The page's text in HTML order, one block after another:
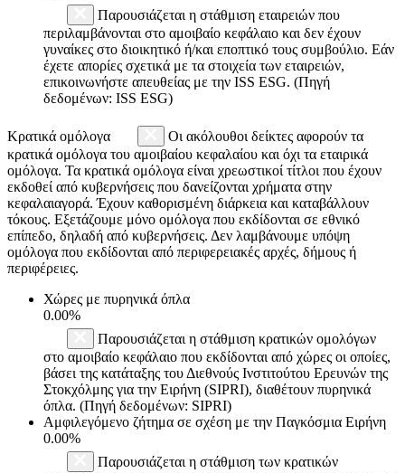
Παρουσιάζεται η στάθμιση εταιρειών που
περιλαμβάνονται στο αμοιβαίο κεφάλαιο και δεν έχουν
γυναίκες στο διοικητικό ή/και εποπτικό τους συμβούλιο. Εάν
έχετε απορίες σχετικά με τα στοιχεία των εταιρειών,
επικοινωνήστε απευθείας με την ISS ESG. (Πηγή
δεδομένων: ISS ESG)
Κρατικά ομόλογα
Οι ακόλουθοι δείκτες αφορούν τα
κρατικά ομόλογα του αμοιβαίου κεφαλαίου και όχι τα εταιρικά
ομόλογα. Τα κρατικά ομόλογα είναι χρεωστικοί τίτλοι που έχουν
εκδοθεί από κυβερνήσεις που δανείζονται χρήματα στην
κεφαλαιαγορά. Έχουν καθορισμένη διάρκεια και καταβάλλουν
τόκους. Εξετάζουμε μόνο ομόλογα που εκδίδονται σε εθνικό
επίπεδο, δηλαδή από κυβερνήσεις. Δεν λαμβάνουμε υπόψη
ομόλογα που εκδίδονται από περιφερειακές αρχές, δήμους ή
περιφέρειες.
Χώρες με πυρηνικά όπλα
0.00%
Παρουσιάζεται η στάθμιση κρατικών ομολόγων
στο αμοιβαίο κεφάλαιο που εκδίδονται από χώρες οι οποίες,
βάσει της κατάταξης του Διεθνούς Ινστιτούτου Ερευνών της
Στοκχόλμης για την Ειρήνη (SIPRI), διαθέτουν πυρηνικά
όπλα. (Πηγή δεδομένων: SIPRI)
Αμφιλεγόμενο ζήτημα σε σχέση με την Παγκόσμια Ειρήνη
0.00%
Παρουσιάζεται η στάθμιση των κρατικών